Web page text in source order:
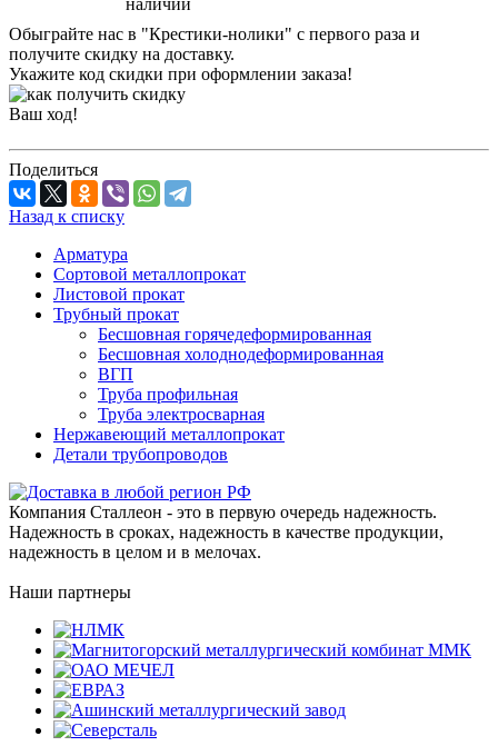
Обыграйте нас в "Крестики-нолики" с первого раза и
получите скидку на доставку.
Укажите код скидки при оформлении заказа!
Ваш ход!
Поделиться
Назад к списку
Арматура
Сортовой металлопрокат
Листовой прокат
Трубный прокат
Бесшовная горячедеформированная
Бесшовная холоднодеформированная
ВГП
Труба профильная
Труба электросварная
Нержавеющий металлопрокат
Детали трубопроводов
Компания Сталлеон - это в первую очередь надежность.
Надежность в сроках, надежность в качестве продукции,
надежность в целом и в мелочах.
Наши партнеры